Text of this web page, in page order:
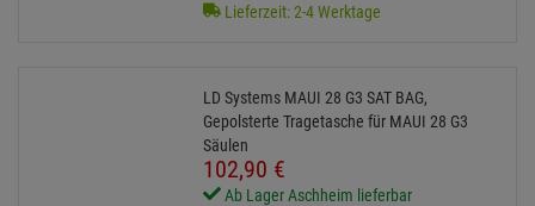
Lieferzeit: 2-4 Werktage
LD Systems MAUI 28 G3 SAT BAG,
Gepolsterte Tragetasche für MAUI 28 G3
Säulen
102,90 €
Ab Lager Aschheim lieferbar